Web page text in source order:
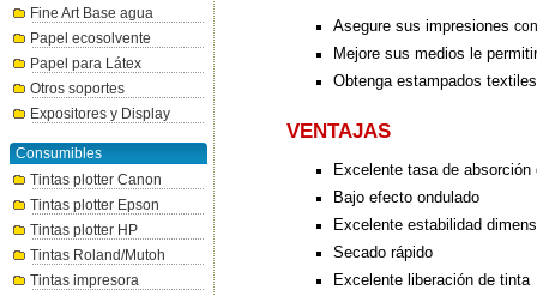
Fine Art Base agua
Papel ecosolvente
Papel para Látex
Otros soportes
Expositores y Display
Consumibles
Tintas plotter Canon
Tintas plotter Epson
Tintas plotter HP
Tintas Roland/Mutoh
Tintas impresora
Asegure sus impresiones
Mejore sus medios le
Obtenga estampados
VENTAJAS
Excelente tasa de absorción
Bajo efecto ondulado
Excelente estabilidad
Secado rápido
Excelente liberación de tinta